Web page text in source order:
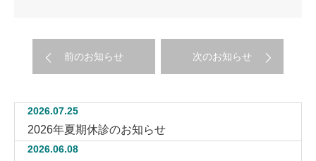
前のお知らせ 次のお知らせ
2026.07.25
2026年夏期休診のお知らせ
2026.06.08